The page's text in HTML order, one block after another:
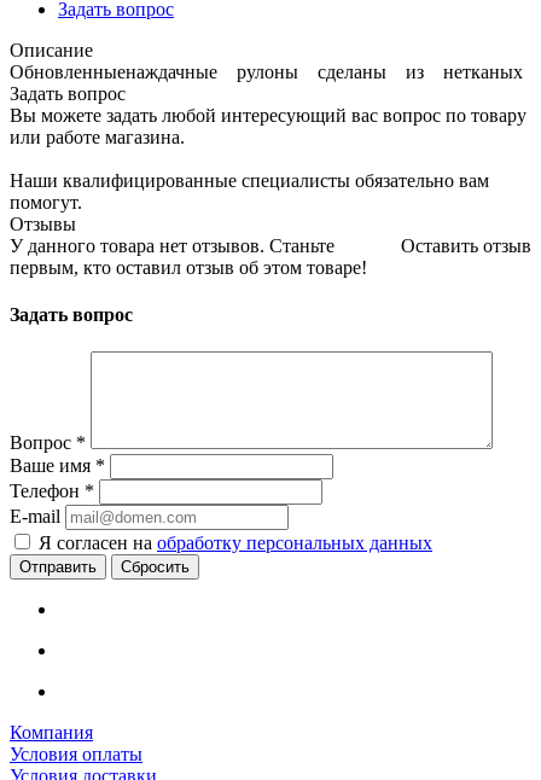
Задать вопрос
Описание
Обновленныенаждачные рулоны сделаны из
Задать вопрос
Вы можете задать любой интересующий вас вопрос по товару
или работе магазина.
Наши квалифицированные специалисты обязательно вам
помогут.
Отзывы
Оставить отзыв
У данного товара нет отзывов. Станьте
первым, кто оставил отзыв об этом товаре!
Задать вопрос
Вопрос *
Ваше имя *
Телефон *
E-mail
Я согласен на обработку персональных данных
Сбросить
Компания
Условия оплаты